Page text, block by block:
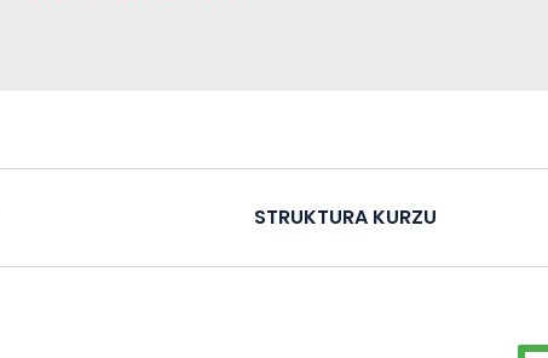
STRUKTURA KURZU